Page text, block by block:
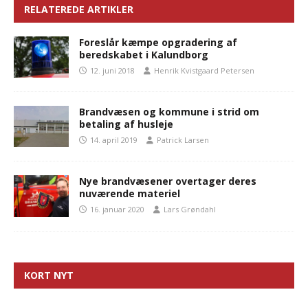
RELATEREDE ARTIKLER
Foreslår kæmpe opgradering af
beredskabet i Kalundborg
12. juni 2018 Henrik Kvistgaard Petersen
Brandvæsen og kommune i strid om
betaling af husleje
14. april 2019 Patrick Larsen
Nye brandvæsener overtager deres
nuværende materiel
16. januar 2020 Lars Grøndahl
KORT NYT